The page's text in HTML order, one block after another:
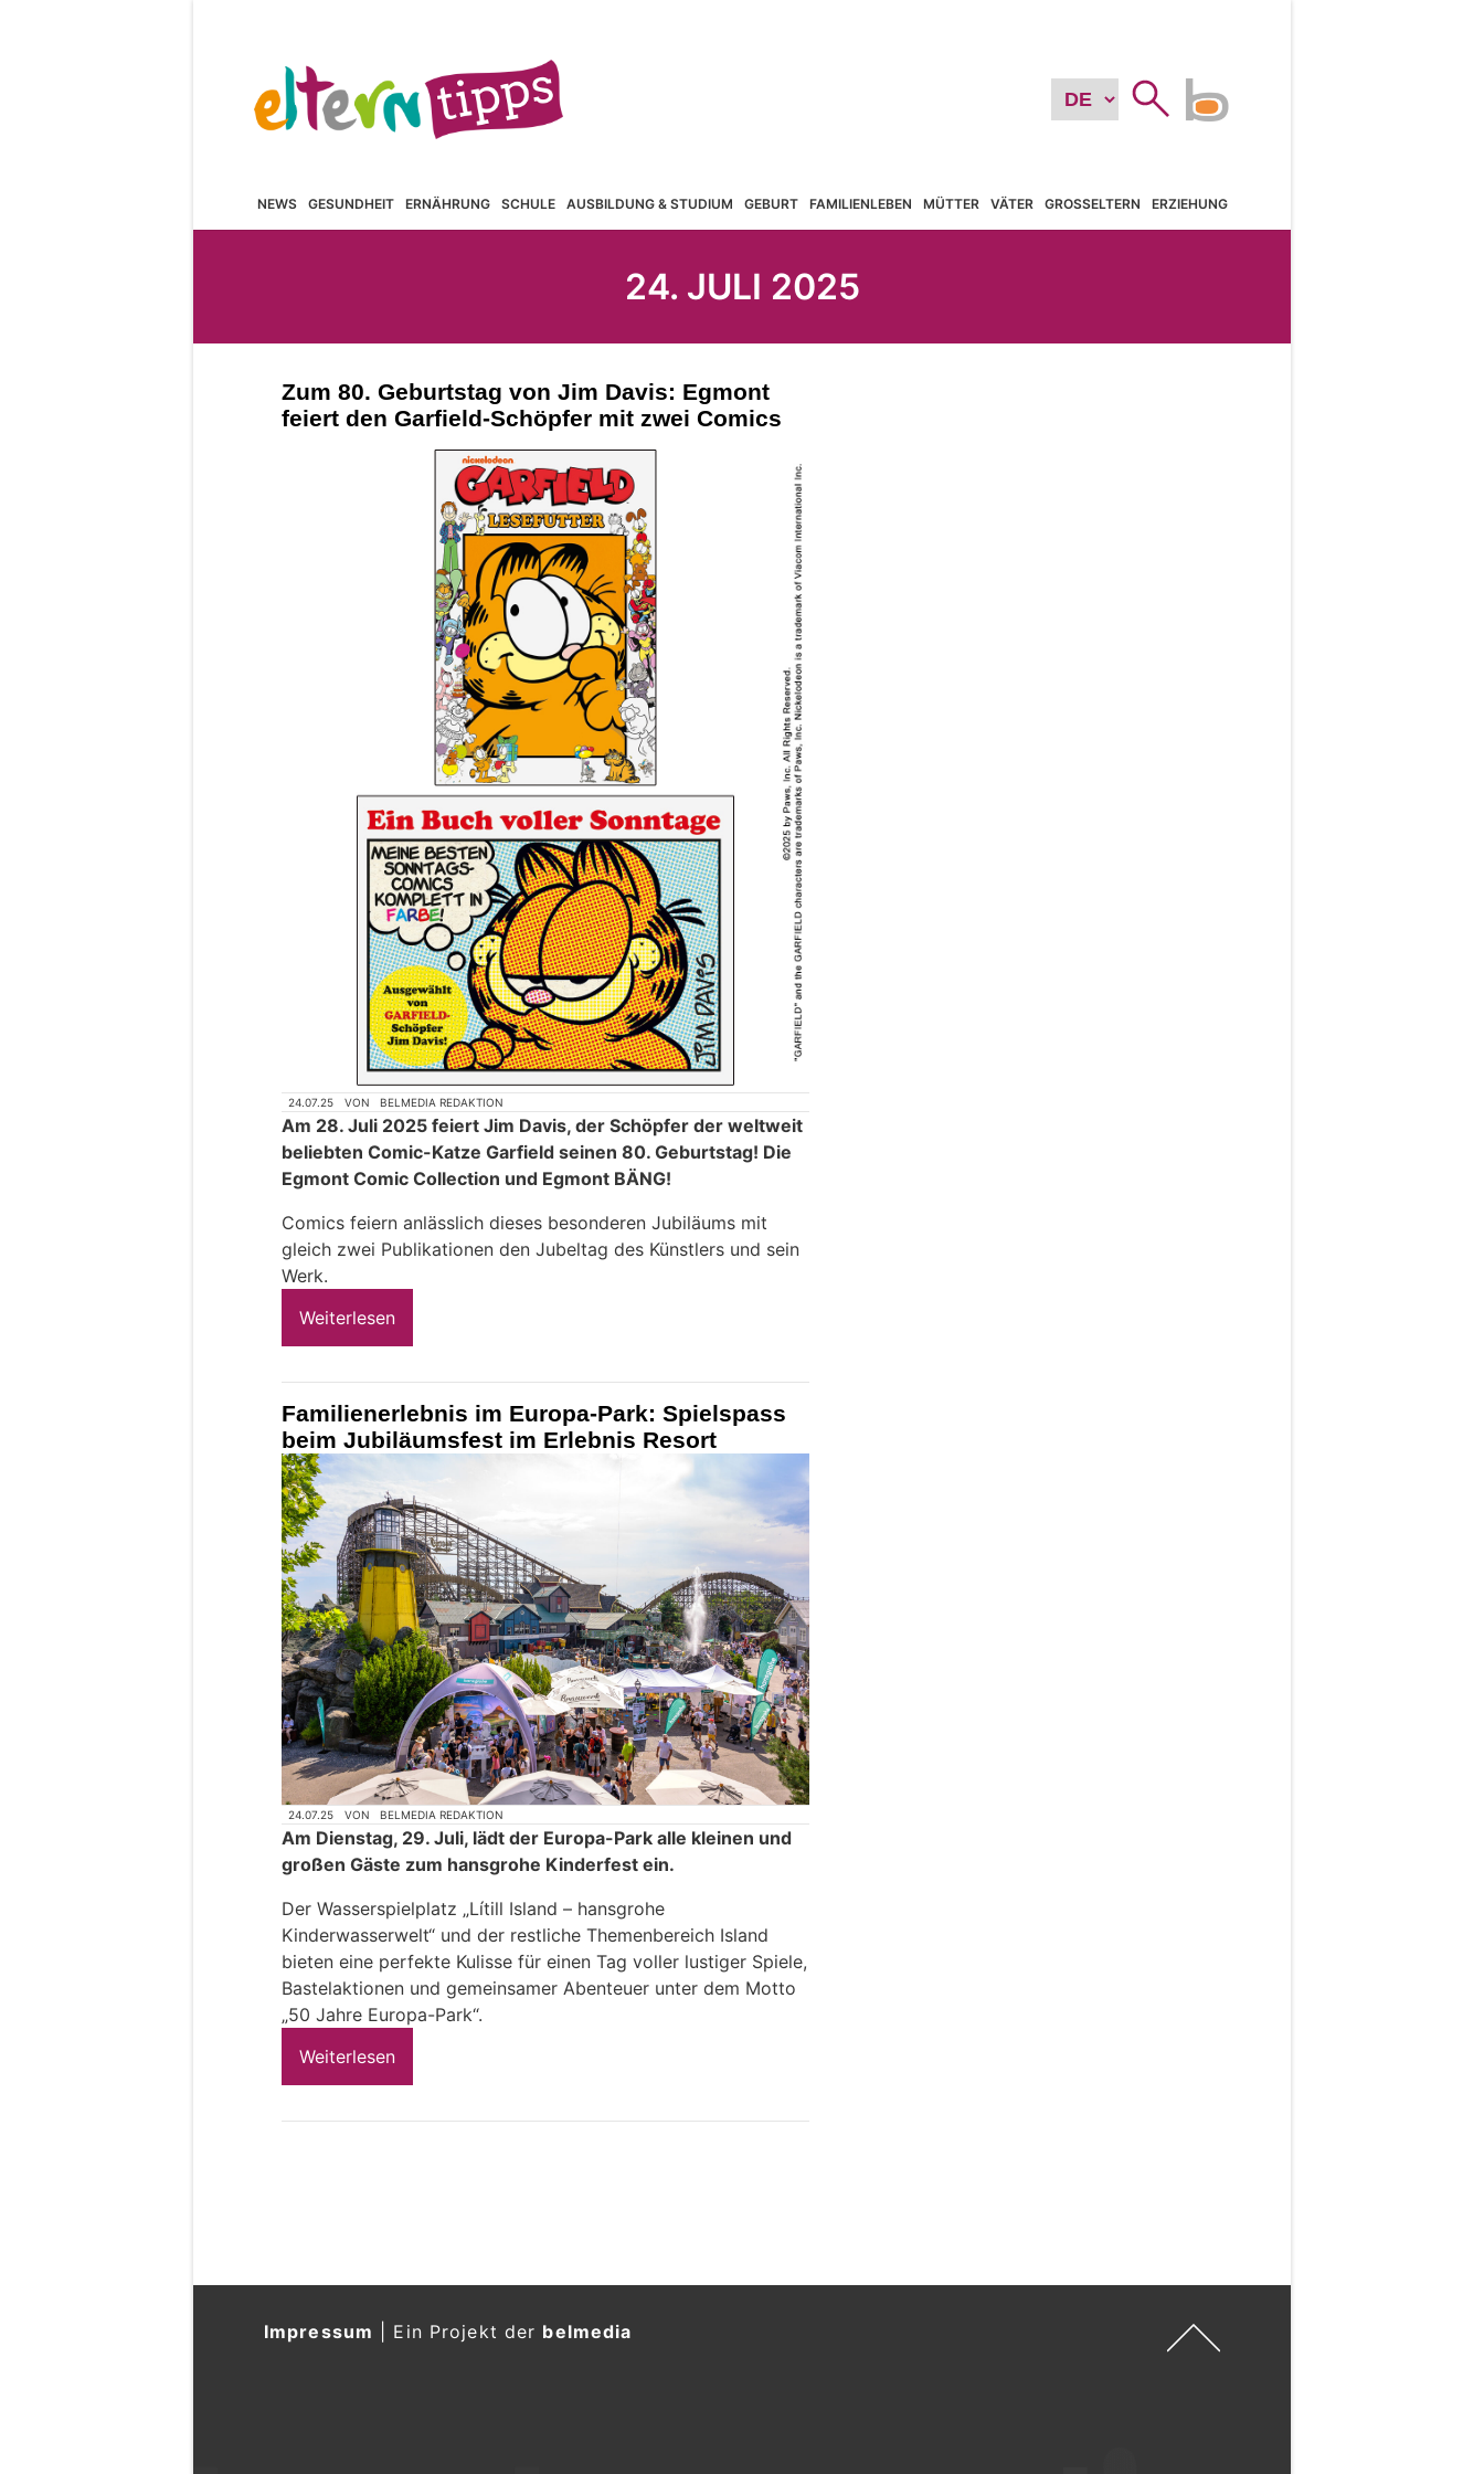
NEWS GESUNDHEIT ERNÄHRUNG SCHULE AUSBILDUNG & STUDIUM GEBURT FAMILIENLEBEN MÜTTER VÄTER GROSSELTERN ERZIEHUNG
24. JULI 2025
Zum 80. Geburtstag von Jim Davis: Egmont
feiert den Garfield-Schöpfer mit zwei Comics
24.07.25 VON BELMEDIA REDAKTION
Am 28. Juli 2025 feiert Jim Davis, der Schöpfer der weltweit
beliebten Comic-Katze Garfield seinen 80. Geburtstag! Die
Egmont Comic Collection und Egmont BÄNG!
Comics feiern anlässlich dieses besonderen Jubiläums mit
gleich zwei Publikationen den Jubeltag des Künstlers und sein
Werk.
Weiterlesen
Familienerlebnis im Europa-Park: Spielspass
beim Jubiläumsfest im Erlebnis Resort
24.07.25 VON BELMEDIA REDAKTION
Am Dienstag, 29. Juli, lädt der Europa-Park alle kleinen und
großen Gäste zum hansgrohe Kinderfest ein.
Der Wasserspielplatz „Lítill Island – hansgrohe
Kinderwasserwelt“ und der restliche Themenbereich Island
bieten eine perfekte Kulisse für einen Tag voller lustiger Spiele,
Bastelaktionen und gemeinsamer Abenteuer unter dem Motto
„50 Jahre Europa-Park“.
Weiterlesen
Impressum Ein Projekt der belmedia